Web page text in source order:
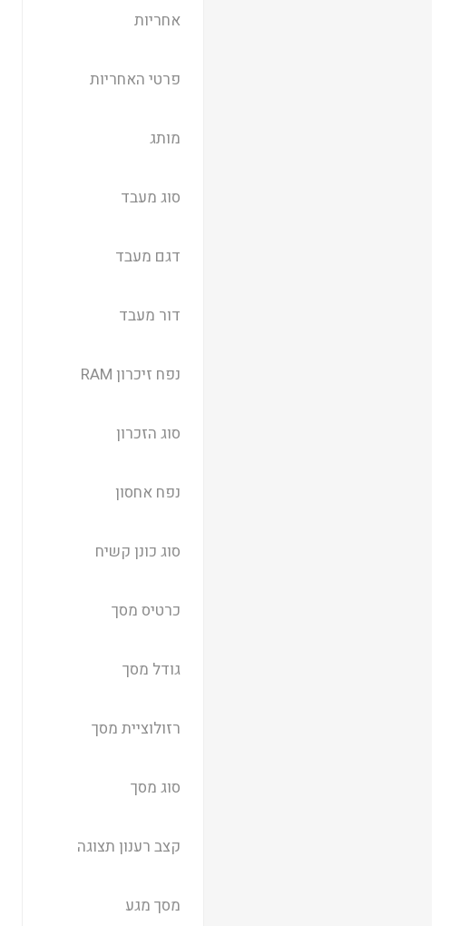
אחריות
פרטי האחריות
מותג
סוג מעבד
דגם מעבד
דור מעבד
נפח זיכרון RAM
סוג הזכרון
נפח אחסון
סוג כונן קשיח
כרטיס מסך
גודל מסך
רזולוציית מסך
סוג מסך
קצב רענון תצוגה
מסך מגע